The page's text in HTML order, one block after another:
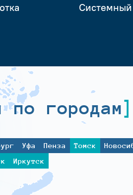
Системный
по городам
Уфа Пенза Томск
Иркутск